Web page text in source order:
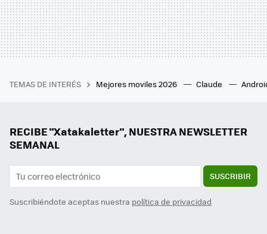
TEMAS DE INTERÉS Mejores moviles 2026 Claude
RECIBE "Xatakaletter", NUESTRA NEWSLETTER
SEMANAL
SUSCRIBIR
Suscribiéndote aceptas nuestra política de privacidad